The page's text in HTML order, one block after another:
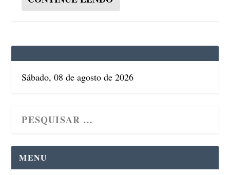
Sábado, 08 de agosto de 2026
MENU